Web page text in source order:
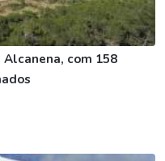
Alcanena, com 158